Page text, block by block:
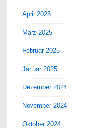
April 2025
März 2025
Februar 2025
Januar 2025
Dezember 2024
November 2024
Oktober 2024